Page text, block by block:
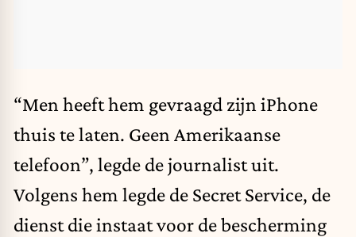
“Men heeft hem gevraagd zijn iPhone
thuis te laten. Geen Amerikaanse
telefoon”, legde de journalist uit.
Volgens hem legde de Secret Service, de
dienst die instaat voor de bescherming